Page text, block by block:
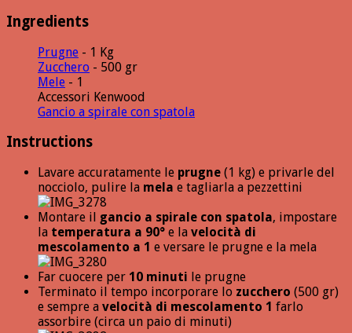
Ingredients
Prugne - 1 Kg
Zucchero - 500 gr
Mele - 1
Accessori Kenwood
Gancio a spirale con spatola
Instructions
Lavare accuratamente le prugne (1 kg) e privarle del
nocciolo, pulire la mela e tagliarla a pezzettini
Montare il gancio a spirale con spatola, impostare
la temperatura a 90° e la velocità di
mescolamento a 1 e versare le prugne e la mela
Far cuocere per 10 minuti le prugne
Terminato il tempo incorporare lo zucchero (500 gr)
e sempre a velocità di mescolamento 1 farlo
assorbire (circa un paio di minuti)